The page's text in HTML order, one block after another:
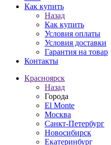
Как купить
Назад
Как купить
Условия оплаты
Условия доставки
Гарантия на товар
Контакты
Красноярск
Назад
Города
El Monte
Москва
Санкт-Петербург
Новосибирск
Екатеринбург